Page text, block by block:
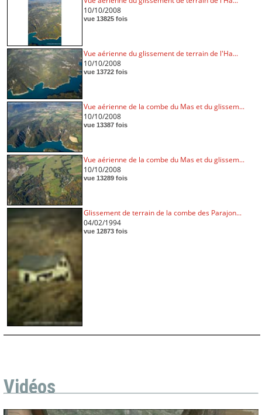
10/10/2008
vue 13825 fois
Vue aérienne du glissement de terrain de l'Ha...
10/10/2008
vue 13722 fois
Vue aérienne de la combe du Mas et du glissem...
10/10/2008
vue 13387 fois
Vue aérienne de la combe du Mas et du glissem...
10/10/2008
vue 13289 fois
Glissement de terrain de la combe des Parajon...
04/02/1994
vue 12873 fois
Vidéos